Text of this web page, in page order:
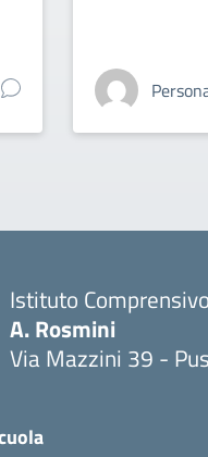
Istituto
A. Rosmini
Via Mazzini 39 -